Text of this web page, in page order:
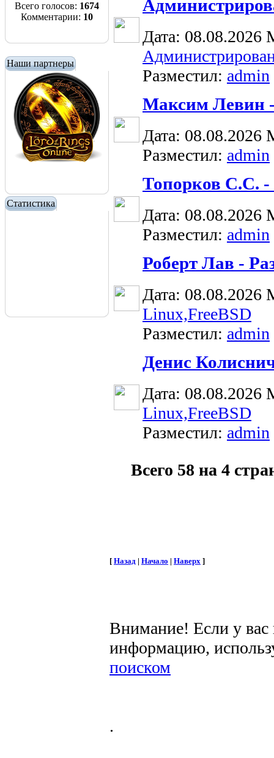
Всего голосов: 1674
Комментарии: 10
Наши партнеры
Статистика
Дата: 08.08.2026
Разместил: admin
Максим Левин -
Дата: 08.08.2026
Разместил: admin
Топорков С.С. -
Дата: 08.08.2026
Разместил: admin
Роберт Лав -
Дата: 08.08.2026
Linux,FreeBSD
Разместил: admin
Денис
Дата: 08.08.2026
Linux,FreeBSD
Разместил: admin
Всего 58 на 4
[ Назад | Начало | Наверх ]
Внимание! Если у
информацию,
поиском
.